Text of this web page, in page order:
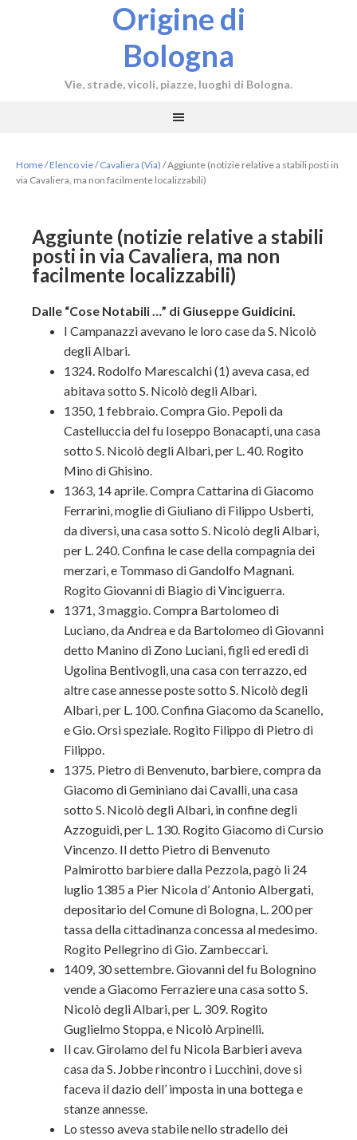
Origine di
Bologna
Vie, strade, vicoli, piazze, luoghi di Bologna.
Home/Elenco vie/ Cavaliera (Via) /Aggiunte (notizie relative a stabili posti in
via Cavaliera, ma non facilmente localizzabili)
Aggiunte (notizie relative a stabili
posti in via Cavaliera, ma non
facilmente localizzabili)
Dalle “Cose Notabili …” di Giuseppe Guidicini.
I Campanazzi avevano le loro case da S. Nicolò
degli Albari.
1324. Rodolfo Marescalchi (1) aveva casa, ed
abitava sotto S. Nicolò degli Albari.
1350, 1 febbraio. Compra Gio. Pepoli da
Castelluccia del fu Ioseppo Bonacapti, una casa
sotto S. Nicolò degli Albari, per L. 40. Rogito
Mino di Ghisino.
1363, 14 aprile. Compra Cattarina di Giacomo
Ferrarini, moglie di Giuliano di Filippo Usberti,
da diversi, una casa sotto S. Nicolò degli Albari,
per L. 240. Confina le case della compagnia dei
merzari, e Tommaso di Gandolfo Magnani.
Rogito Giovanni di Biagio di Vinciguerra.
1371, 3 maggio. Compra Bartolomeo di
Luciano, da Andrea e da Bartolomeo di Giovanni
detto Manino di Zono Luciani, figli ed eredi di
Ugolina Bentivogli, una casa con terrazzo, ed
altre case annesse poste sotto S. Nicolò degli
Albari, per L. 100. Confina Giacomo da Scanello,
e Gio. Orsi speziale. Rogito Filippo di Pietro di
Filippo.
1375. Pietro di Benvenuto, barbiere, compra da
Giacomo di Geminiano dai Cavalli, una casa
sotto S. Nicolò degli Albari, in confine degli
Azzoguidi, per L. 130. Rogito Giacomo di Cursio
Vincenzo. Il detto Pietro di Benvenuto
Palmirotto barbiere dalla Pezzola, pagò li 24
luglio 1385 a Pier Nicola d’ Antonio Albergati,
depositario del Comune di Bologna, L. 200 per
tassa della cittadinanza concessa al medesimo.
Rogito Pellegrino di Gio. Zambeccari.
1409, 30 settembre. Giovanni del fu Bolognino
vende a Giacomo Ferraziere una casa sotto S.
Nicolò degli Albari, per L. 309. Rogito
Guglielmo Stoppa, e Nicolò Arpinelli.
Il cav. Girolamo del fu Nicola Barbieri aveva
casa da S. Jobbe rincontro i Lucchini, dove si
faceva il dazio dell’ imposta in una bottega e
stanze annesse.
Lo stesso aveva stabile nello stradello dei